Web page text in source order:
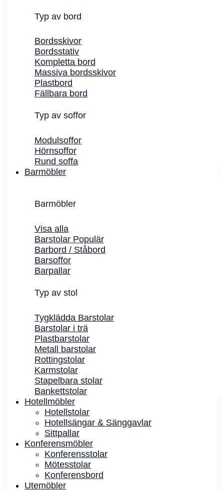
Typ av bord
Bordsskivor
Bordsstativ
Kompletta bord
Massiva bordsskivor
Plastbord
Fällbara bord
Typ av soffor
Modulsoffor
Hörnsoffor
Rund soffa
Barmöbler
Barmöbler
Visa alla
Barstolar
Barbord / Ståbord
Barsoffor
Barpallar
Typ av stol
Tygklädda Barstolar
Barstolar i trä
Plastbarstolar
Metall barstolar
Rottingstolar
Karmstolar
Stapelbara stolar
Bankettstolar
Hotellmöbler
Hotellstolar
Hotellsängar & Sänggavlar
Sittpallar
Konferensmöbler
Konferensstolar
Mötesstolar
Konferensbord
Utemöbler